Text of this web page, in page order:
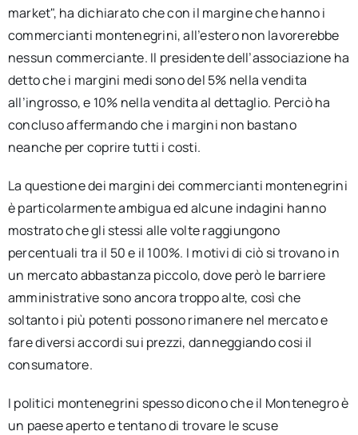
market", ha dichiarato che con il margine che hanno i
commercianti montenegrini, all’estero non lavorerebbe
nessun commerciante. Il presidente dell’associazione ha
detto che i margini medi sono del 5% nella vendita
all’ingrosso, e 10% nella vendita al dettaglio. Perciò ha
concluso affermando che i margini non bastano
neanche per coprire tutti i costi.
La questione dei margini dei commercianti montenegrini
è particolarmente ambigua ed alcune indagini hanno
mostrato che gli stessi alle volte raggiungono
percentuali tra il 50 e il 100%. I motivi di ciò si trovano in
un mercato abbastanza piccolo, dove però le barriere
amministrative sono ancora troppo alte, così che
soltanto i più potenti possono rimanere nel mercato e
fare diversi accordi sui prezzi, danneggiando cosi il
consumatore.
I politici montenegrini spesso dicono che il Montenegro è
un paese aperto e tentano di trovare le scuse